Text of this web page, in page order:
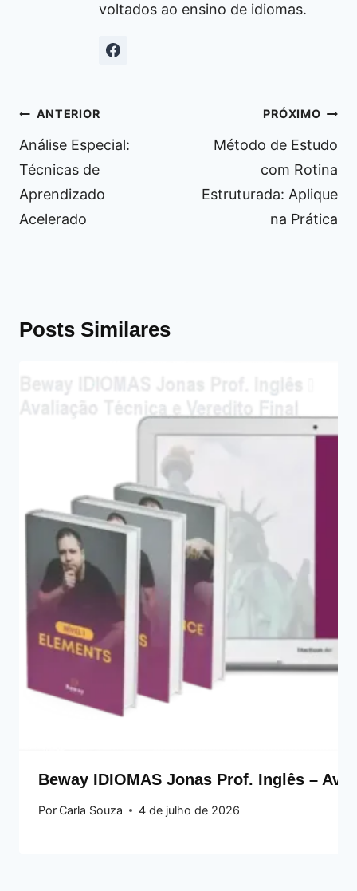
voltados ao ensino de idiomas.
Navegação
de
Post
ANTERIOR
Análise Especial:
Técnicas de
Aprendizado
Acelerado
PRÓXIMO
Método de Estudo
com Rotina
Estruturada: Aplique
na Prática
Posts Similares
Beway IDIOMAS Jonas Prof. Inglês –
PorCarla Souza 4 de julho de 2026